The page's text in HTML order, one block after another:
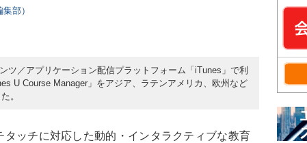
部）
ツ／アプリケーション配信プラットフォーム「iTunes」で利
U Course Manager」をアジア、ラテンアメリカ、欧州など
。
ッチに対応した動的・インタラクティブな教育